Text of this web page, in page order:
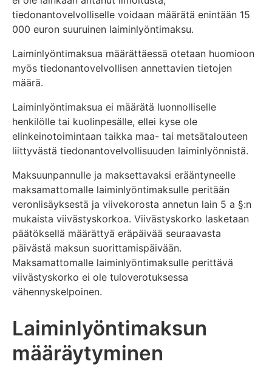
tiedonantovelvolliselle voidaan määrätä enintään 15
000 euron suuruinen laiminlyöntimaksu.
Laiminlyöntimaksua määrättäessä otetaan huomioon
myös tiedonantovelvollisen annettavien tietojen
määrä.
Laiminlyöntimaksua ei määrätä luonnolliselle
henkilölle tai kuolinpesälle, ellei kyse ole
elinkeinotoimintaan taikka maa- tai metsätalouteen
liittyvästä tiedonantovelvollisuuden laiminlyönnistä.
Maksuunpannulle ja maksettavaksi erääntyneelle
maksamattomalle laiminlyöntimaksulle peritään
veronlisäyksestä ja viivekorosta annetun lain 5 a §:n
mukaista viivästyskorkoa. Viivästyskorko lasketaan
päätöksellä määrättyä eräpäivää seuraavasta
päivästä maksun suorittamispäivään.
Maksamattomalle laiminlyöntimaksulle perittävä
viivästyskorko ei ole tuloverotuksessa
vähennyskelpoinen.
Laiminlyöntimaksun
määräytyminen